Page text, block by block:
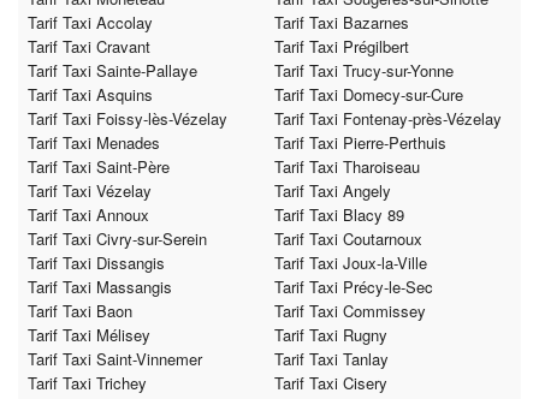
Tarif Taxi Accolay
Tarif Taxi Bazarnes
Tarif Taxi Cravant
Tarif Taxi Prégilbert
Tarif Taxi Sainte-Pallaye
Tarif Taxi Trucy-sur-Yonne
Tarif Taxi Asquins
Tarif Taxi Domecy-sur-Cure
Tarif Taxi Foissy-lès-Vézelay
Tarif Taxi Fontenay-près-Vézelay
Tarif Taxi Menades
Tarif Taxi Pierre-Perthuis
Tarif Taxi Saint-Père
Tarif Taxi Tharoiseau
Tarif Taxi Vézelay
Tarif Taxi Angely
Tarif Taxi Annoux
Tarif Taxi Blacy 89
Tarif Taxi Civry-sur-Serein
Tarif Taxi Coutarnoux
Tarif Taxi Dissangis
Tarif Taxi Joux-la-Ville
Tarif Taxi Massangis
Tarif Taxi Précy-le-Sec
Tarif Taxi Baon
Tarif Taxi Commissey
Tarif Taxi Mélisey
Tarif Taxi Rugny
Tarif Taxi Saint-Vinnemer
Tarif Taxi Tanlay
Tarif Taxi Trichey
Tarif Taxi Cisery